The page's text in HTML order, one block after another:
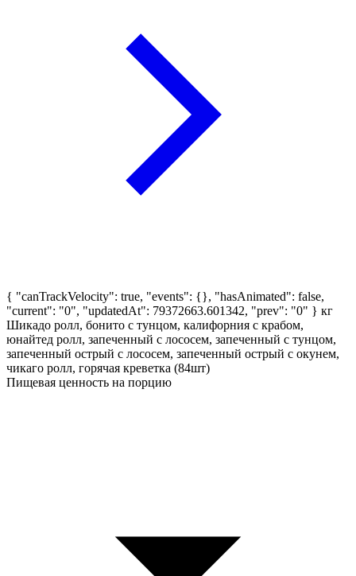
{ "canTrackVelocity": true, "events": {}, "hasAnimated": false,
"current": "0", "updatedAt": 79372663.601342, "prev": "0" } кг
Шикадо ролл, бонито с тунцом, калифорния с крабом,
юнайтед ролл, запеченный с лососем, запеченный с тунцом,
запеченный острый с лососем, запеченный острый с окунем,
чикаго ролл, горячая креветка (84шт)
Пищевая ценность на порцию